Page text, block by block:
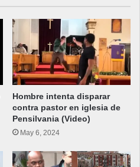
Hombre intenta disparar
contra pastor en iglesia de
Pensilvania (Video)
May 6, 2024